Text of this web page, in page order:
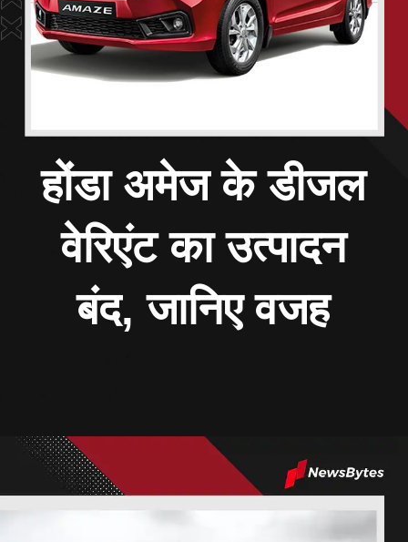
होंडा अमेज के डीजल
वेरिएंट का उत्पादन
बंद, जानिए वजह